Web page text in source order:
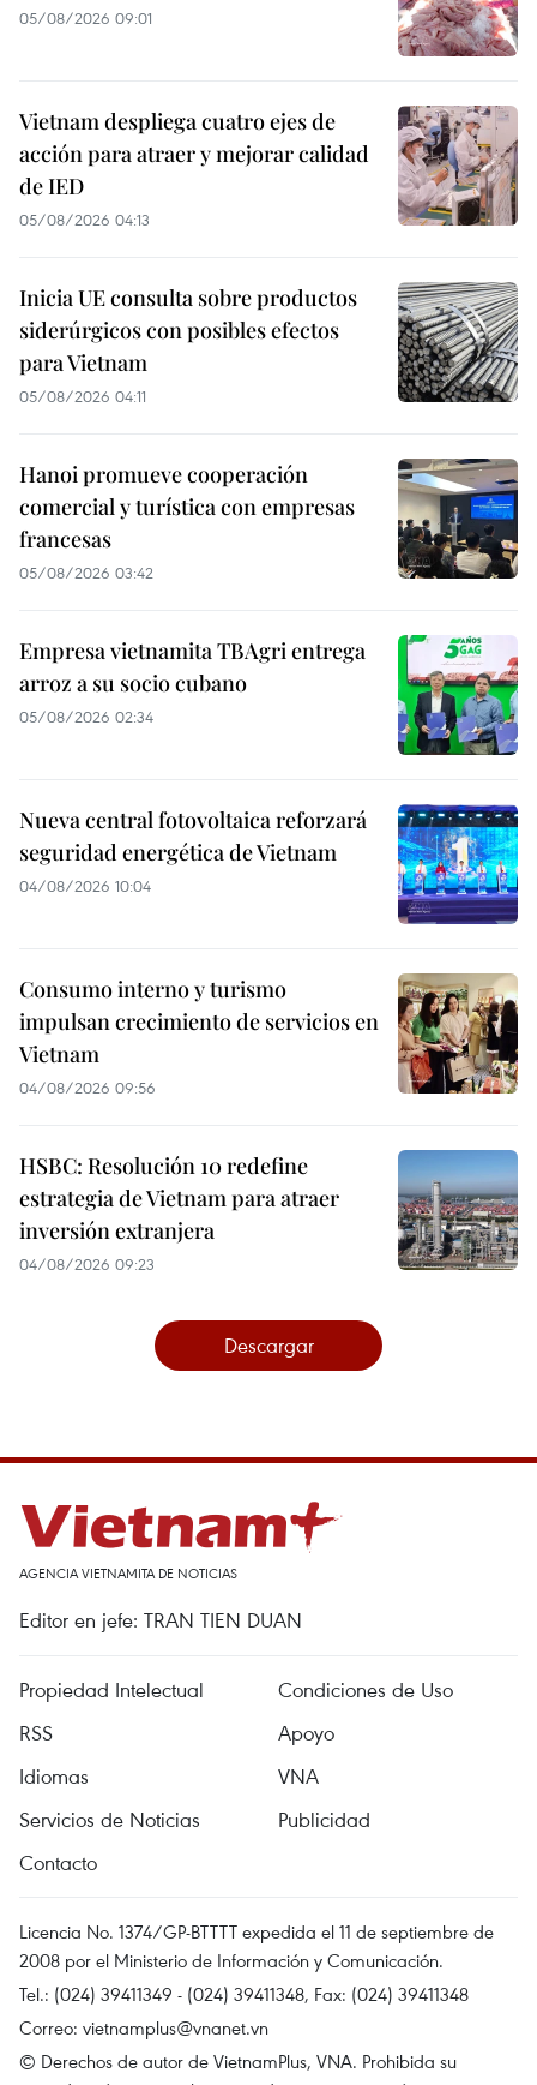
05/08/2026 09:01
Vietnam despliega cuatro ejes de
acción para atraer y mejorar calidad
de IED
05/08/2026 04:13
Inicia UE consulta sobre productos
siderúrgicos con posibles efectos
para Vietnam
05/08/2026 04:11
Hanoi promueve cooperación
comercial y turística con empresas
francesas
05/08/2026 03:42
Empresa vietnamita TBAgri entrega
arroz a su socio cubano
05/08/2026 02:34
Nueva central fotovoltaica reforzará
seguridad energética de Vietnam
04/08/2026 10:04
Consumo interno y turismo
impulsan crecimiento de servicios en
Vietnam
04/08/2026 09:56
HSBC: Resolución 10 redefine
estrategia de Vietnam para atraer
inversión extranjera
04/08/2026 09:23
Descargar
AGENCIA VIETNAMITA DE NOTICIAS
Editor en jefe: TRAN TIEN DUAN
Propiedad Intelectual
Condiciones de Uso
RSS
Apoyo
Idiomas
VNA
Servicios de Noticias
Publicidad
Contacto
Licencia No. 1374/GP-BTTTT expedida el 11 de septiembre de
2008 por el Ministerio de Información y Comunicación.
Tel.: (024) 39411349 - (024) 39411348, Fax: (024) 39411348
Correo: vietnamplus@vnanet.vn
© Derechos de autor de VietnamPlus, VNA. Prohibida su